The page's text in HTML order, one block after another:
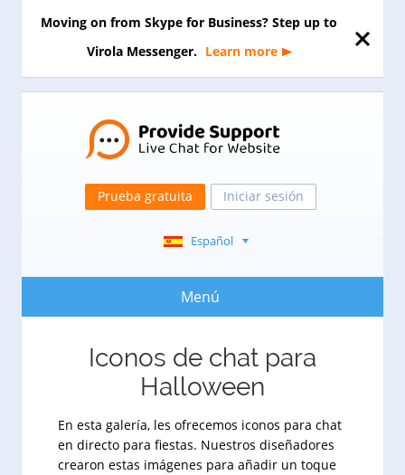
Moving on from Skype for Business? Step up to
Virola Messenger. Learn more
Prueba gratuita Iniciar sesión
Español
Menú
Iconos de chat para
Halloween
En esta galería, les ofrecemos iconos para chat
en directo para fiestas. Nuestros diseñadores
crearon estas imágenes para añadir un toque